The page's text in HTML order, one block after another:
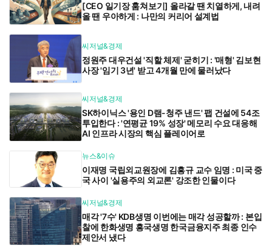
[CEO 일기장 훔쳐보기] 올라갈 땐 치열하게, 내려
올 땐 우아하게 : 나만의 커리어 설계법
씨저널&경제
정원주 대우건설 '직할 체제' 굳히기 : '매형' 김보현
사장 '임기 3년' 받고 4개월 만에 물러났다
씨저널&경제
SK하이닉스 '용인 D램-청주 낸드' 팹 건설에 54조
투입한다 : '연평균 19% 성장' 메모리 수요 대응해
AI 인프라 시장의 핵심 플레이어로
뉴스&이슈
이재명 국립외교원장에 김흥규 교수 임명 : 미국 중
국 사이 '실용주의 외교론' 강조한 인물이다
씨저널&경제
매각 '7수' KDB생명 이번에는 매각 성공할까 : 본입
찰에 한화생명 흥국생명 한국금융지주 최종 인수
제안서 냈다